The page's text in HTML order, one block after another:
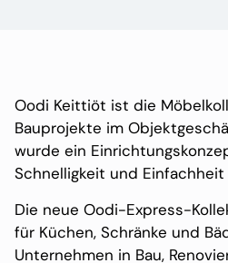
Oodi Keittiöt ist die
Bauprojekte im
wurde ein
Schnelligkeit und
Die neue Oodi-Express-
für Küchen, Schränke und
Unternehmen in Bau,